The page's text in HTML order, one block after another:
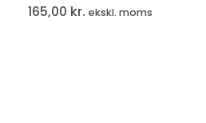
165,00 kr. ekskl. moms